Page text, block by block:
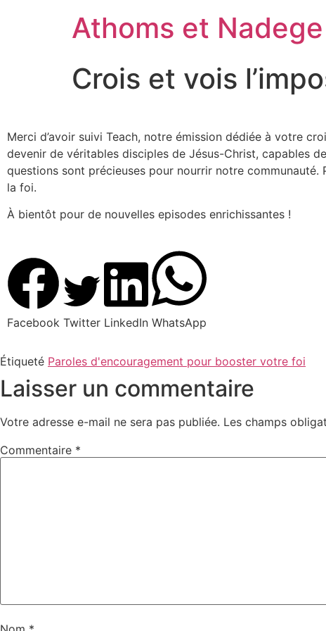
Athoms et Nadege
Crois et vois
Merci d’avoir suivi Teach, notre émission dédiée à votre
devenir de véritables disciples de Jésus-Christ, capables
questions sont précieuses pour nourrir notre
la foi.
À bientôt pour de nouvelles episodes enrichissantes !
Facebook Twitter LinkedIn WhatsApp
Étiqueté Paroles d'encouragement pour booster votre foi
Laisser un commentaire
Votre adresse e-mail ne sera pas publiée. Les champs
Commentaire *